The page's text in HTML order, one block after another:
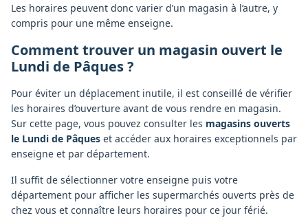
Les horaires peuvent donc varier d’un magasin à l’autre, y
compris pour une même enseigne.
Comment trouver un magasin ouvert le
Lundi de Pâques ?
Pour éviter un déplacement inutile, il est conseillé de vérifier
les horaires d’ouverture avant de vous rendre en magasin.
Sur cette page, vous pouvez consulter les magasins ouverts
le Lundi de Pâques et accéder aux horaires exceptionnels par
enseigne et par département.
Il suffit de sélectionner votre enseigne puis votre
département pour afficher les supermarchés ouverts près de
chez vous et connaître leurs horaires pour ce jour férié.